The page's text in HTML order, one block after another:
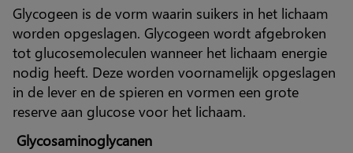
Glycogeen is de vorm waarin suikers in het lichaam
worden opgeslagen. Glycogeen wordt afgebroken
tot glucosemoleculen wanneer het lichaam energie
nodig heeft. Deze worden voornamelijk opgeslagen
in de lever en de spieren en vormen een grote
reserve aan glucose voor het lichaam.
Glycosaminoglycanen